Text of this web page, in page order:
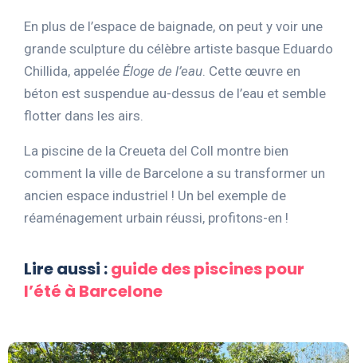
En plus de l’espace de baignade, on peut y voir une
grande sculpture du célèbre artiste basque Eduardo
Chillida, appelée Éloge de l’eau . Cette œuvre en
béton est suspendue au-dessus de l’eau et semble
flotter dans les airs.
La piscine de la Creueta del Coll montre bien
comment la ville de Barcelone a su transformer un
ancien espace industriel ! Un bel exemple de
réaménagement urbain réussi, profitons-en !
Lire aussi :guide des piscines pour
l’été à Barcelone